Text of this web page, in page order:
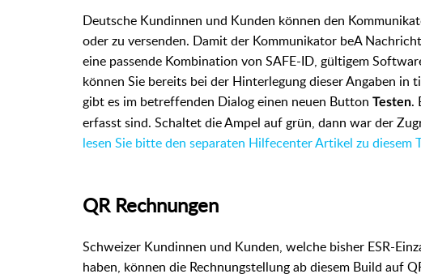
Deutsche Kundinnen und Kunden können den
oder zu versenden. Damit der Kommunikator beA
eine passende Kombination von SAFE-ID, gültigem
können Sie bereits bei der Hinterlegung dieser Angaben in
gibt es im betreffenden Dialog einen neuen Button Testen.
erfasst sind. Schaltet die Ampel auf grün, dann war der
lesen Sie bitte den separaten Hilfecenter Artikel zu diesem
QR Rechnungen
Schweizer Kundinnen und Kunden, welche bisher ESR-
haben, können die Rechnungstellung ab diesem Build auf